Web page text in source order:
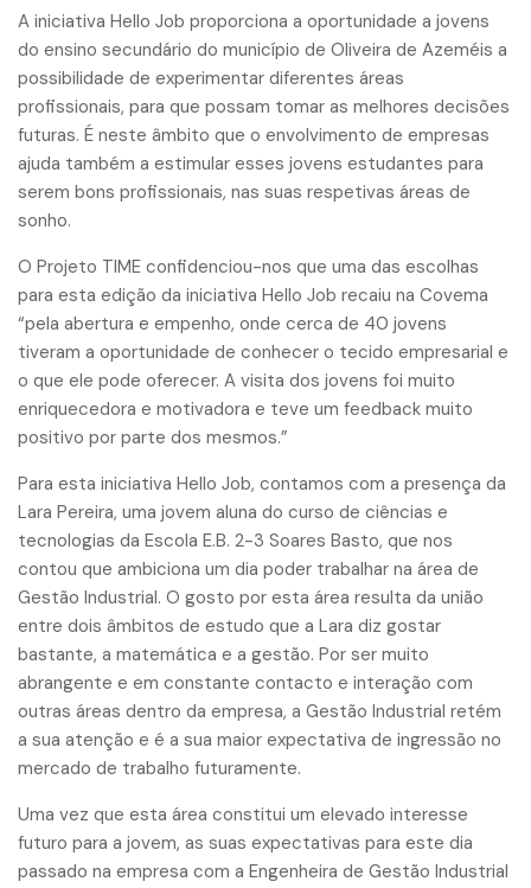
A iniciativa Hello Job proporciona a oportunidade a jovens
do ensino secundário do município de Oliveira de Azeméis a
possibilidade de experimentar diferentes áreas
profissionais, para que possam tomar as melhores decisões
futuras. É neste âmbito que o envolvimento de empresas
ajuda também a estimular esses jovens estudantes para
serem bons profissionais, nas suas respetivas áreas de
sonho.
O Projeto TIME confidenciou-nos que uma das escolhas
para esta edição da iniciativa Hello Job recaiu na Covema
“pela abertura e empenho, onde cerca de 40 jovens
tiveram a oportunidade de conhecer o tecido empresarial e
o que ele pode oferecer. A visita dos jovens foi muito
enriquecedora e motivadora e teve um feedback muito
positivo por parte dos mesmos.”
Para esta iniciativa Hello Job, contamos com a presença da
Lara Pereira, uma jovem aluna do curso de ciências e
tecnologias da Escola E.B. 2-3 Soares Basto, que nos
contou que ambiciona um dia poder trabalhar na área de
Gestão Industrial. O gosto por esta área resulta da união
entre dois âmbitos de estudo que a Lara diz gostar
bastante, a matemática e a gestão. Por ser muito
abrangente e em constante contacto e interação com
outras áreas dentro da empresa, a Gestão Industrial retém
a sua atenção e é a sua maior expectativa de ingressão no
mercado de trabalho futuramente.
Uma vez que esta área constitui um elevado interesse
futuro para a jovem, as suas expectativas para este dia
passado na empresa com a Engenheira de Gestão Industrial